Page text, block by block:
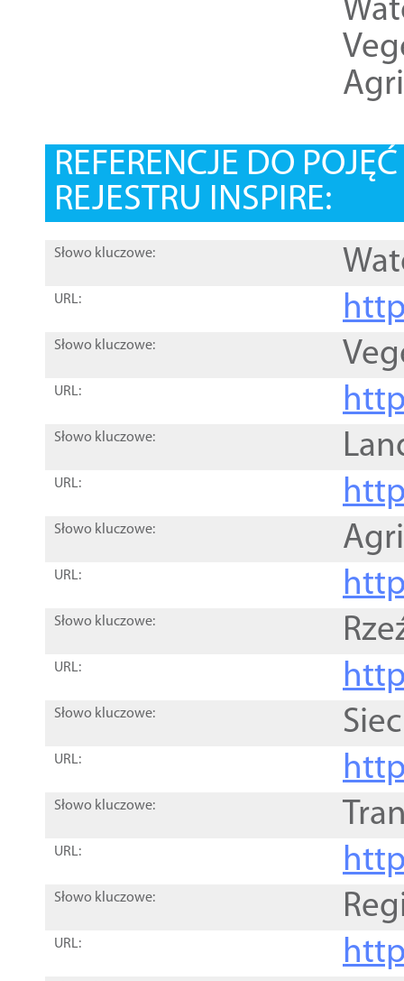
REFERENCJE DO
REJESTRU INSPIRE:
Słowo kluczowe:
URL:
Słowo kluczowe:
URL:
Słowo kluczowe:
URL:
Słowo kluczowe:
URL:
Słowo kluczowe:
URL:
Słowo kluczowe:
URL:
Słowo kluczowe:
URL:
Słowo kluczowe:
URL: